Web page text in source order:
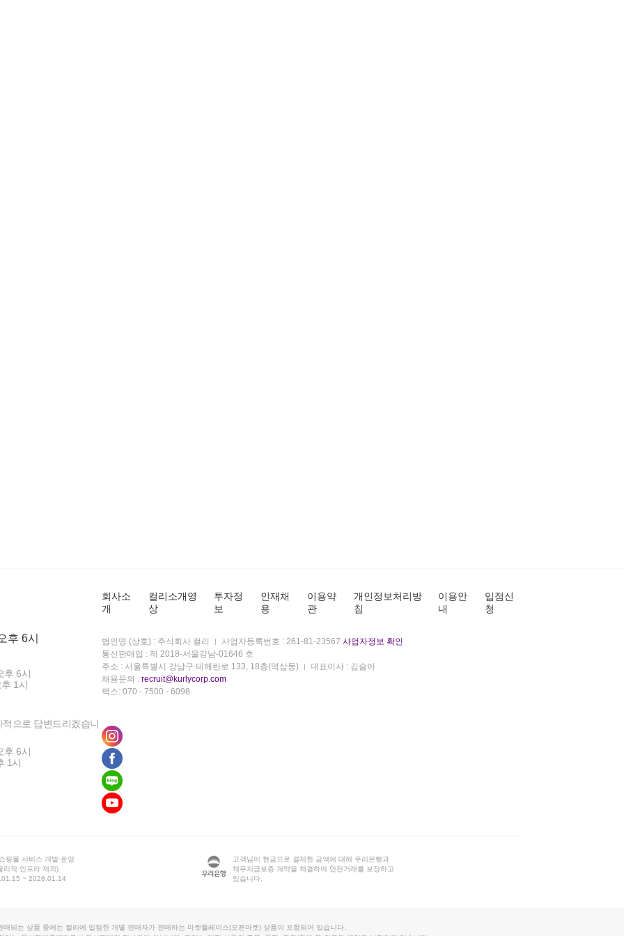
후 6시
후 6시
1시
으로 답변드리겠습니
후 6시
1시
회사소
개
컬리소개영
상
투자정
보
인재채
용
이용약
관
개인정보처리방
침
이용안
내
입점신
청
법인명 (상호) : 주식회사 컬리 사업자등록번호 : 261-81-23567 사업자정보 확인
통신판매업 : 제 2018-서울강남-01646 호
주소 : 서울특별시 강남구 테헤란로 133, 18층(역삼동)
대표이사 : 김슬아
채용문의 : recruit@kurlycorp.com
팩스: 070 - 7500 - 6098
핑몰 서비스 개발·운영
리적 인프라 제외)
~ 2028.01.14
고객님이 현금으로 결제한 금액에 대해 우리은행과
채무지급보증 계약을 체결하여 안전거래를 보장하고
있습니다.
매되는 상품 중에는 컬리에 입점한 개별 판매자가 판매하는 마켓플레이스(오픈마켓) 상품이 포함되어 있습니다.